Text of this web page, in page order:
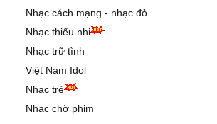
Nhạc cách mạng - nhạc đỏ
Nhạc thiếu nhi
Nhạc trữ tình
Việt Nam Idol
Nhạc trẻ
Nhạc chờ phim